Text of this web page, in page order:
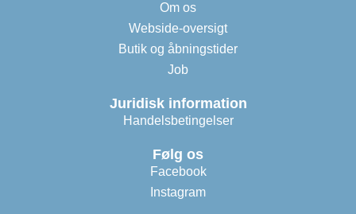
Om os
Webside-oversigt
Butik og åbningstider
Job
Juridisk information
Handelsbetingelser
Følg os
Facebook
Instagram